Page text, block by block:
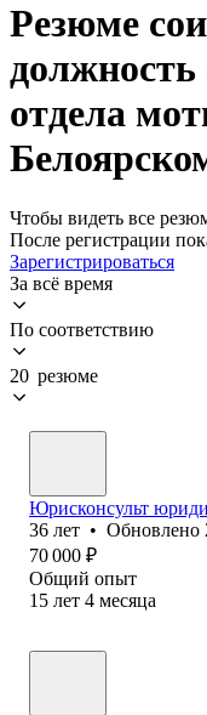
Резюме
должность
отдела
Чтобы видеть все
После регистрации
Зарегистрироваться
За всё время
По соответствию
20 резюме
Юрисконсульт
36 лет • Обновлено
70 000 ₽
Общий опыт
15 лет 4 месяца